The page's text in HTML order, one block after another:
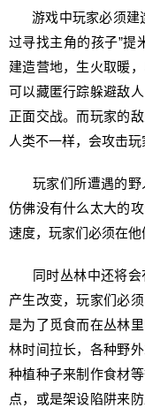
游戏中玩家必须建
过寻找主角的孩子”提
建造营地，生火取暖
可以藏匿行踪躲避敌
正面交战。而玩家的
人类不一样，会攻击玩
玩家们所遭遇的野
仿佛没有什么太大的
速度，玩家们必须在他
同时丛林中还将会
产生改变，玩家们必
是为了觅食而在丛林
林时间拉长，各种野
种植种子来制作食材
点，或是架设陷阱来